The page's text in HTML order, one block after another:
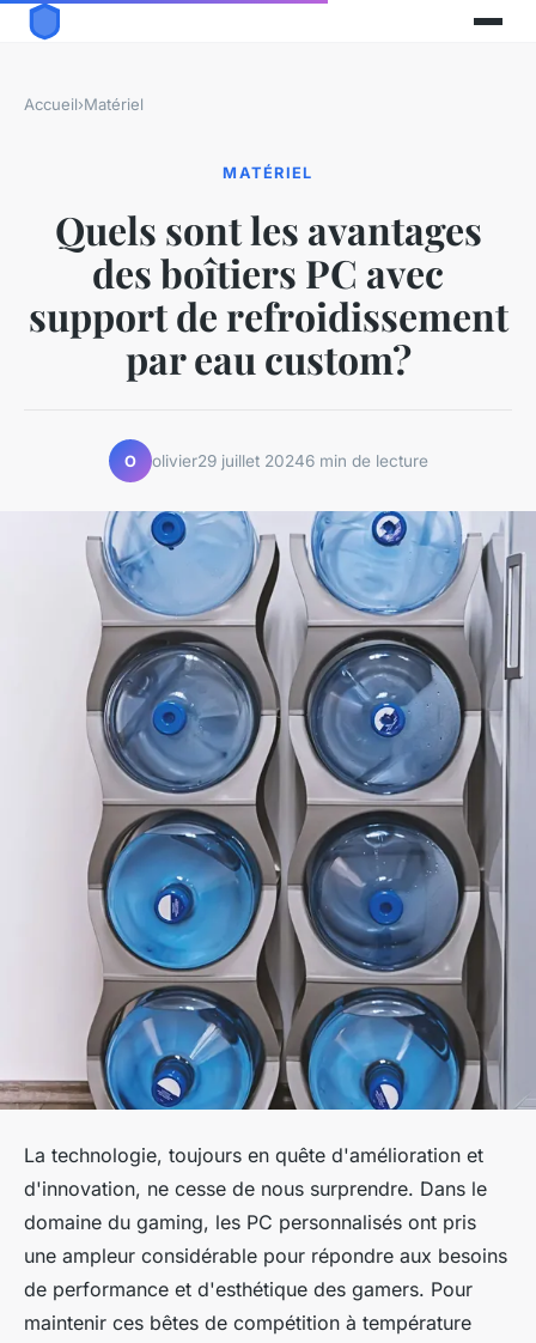
Accueil›Matériel
MATÉRIEL
Quels sont les avantages
des boîtiers PC avec
support de refroidissement
par eau custom?
O olivier29 juillet 20246 min de lecture
La technologie, toujours en quête d'amélioration et
d'innovation, ne cesse de nous surprendre. Dans le
domaine du gaming, les PC personnalisés ont pris
une ampleur considérable pour répondre aux besoins
de performance et d'esthétique des gamers. Pour
maintenir ces bêtes de compétition à température